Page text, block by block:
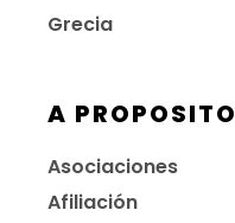
Grecia
A PROPOSITO
Asociaciones
Afiliación